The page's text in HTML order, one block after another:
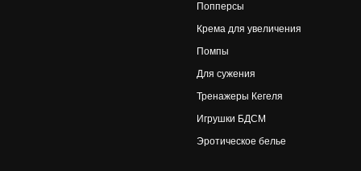
Попперсы
Крема для увеличения
Помпы
Для сужения
Тренажеры Кегеля
Игрушки БДСМ
Эротическое белье